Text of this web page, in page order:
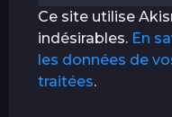
Ce site utilise
indésirables. En
les données de
traitées.